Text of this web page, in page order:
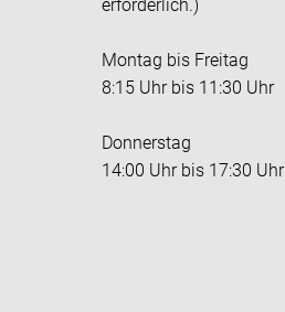
erforderlich.)
Montag bis Freitag
8:15 Uhr bis 11:30 Uhr
Donnerstag
14:00 Uhr bis 17:30 Uhr